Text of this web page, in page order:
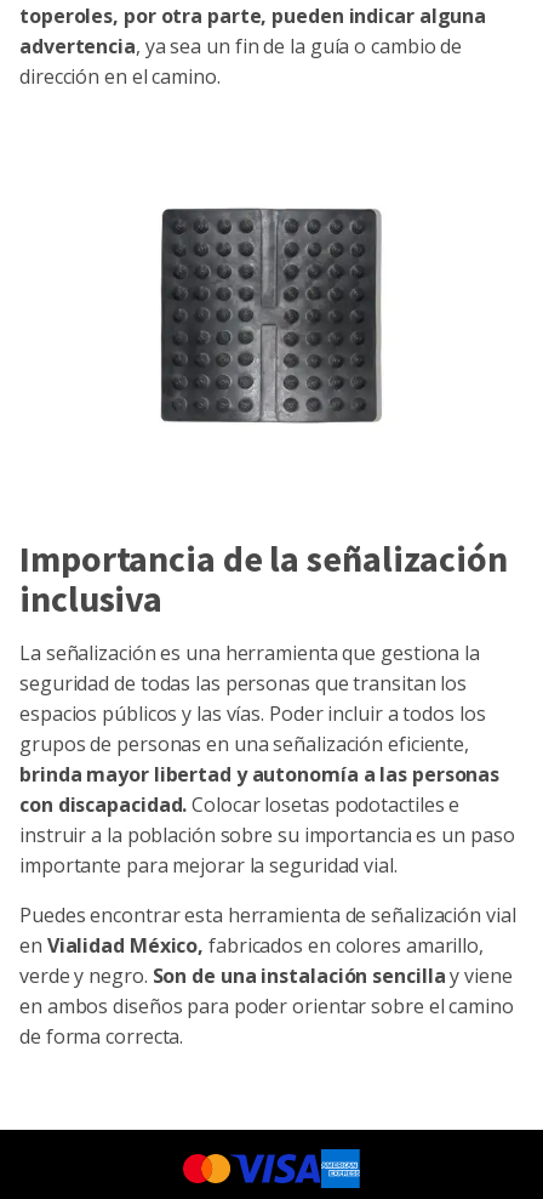
toperoles, por otra parte, pueden indicar alguna
advertencia, ya sea un fin de la guía o cambio de
dirección en el camino.
Importancia de la señalización
inclusiva
La señalización es una herramienta que gestiona la
seguridad de todas las personas que transitan los
espacios públicos y las vías. Poder incluir a todos los
grupos de personas en una señalización eficiente,
brinda mayor libertad y autonomía a las personas
con discapacidad.Colocar losetas podotactiles e
instruir a la población sobre su importancia es un paso
importante para mejorar la seguridad vial.
Puedes encontrar esta herramienta de señalización vial
en Vialidad México, fabricados en colores amarillo,
verde y negro. Son de una instalación sencillay viene
en ambos diseños para poder orientar sobre el camino
de forma correcta.